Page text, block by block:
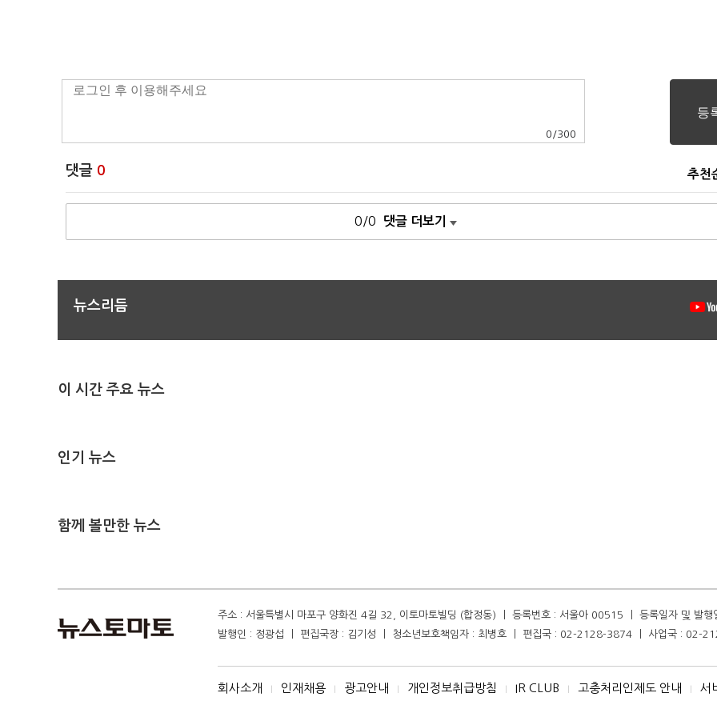
0 /300
댓글 0 추천
0/0 댓글 더보기
뉴스리듬
이 시간 주요 뉴스
인기 뉴스
함께 볼만한 뉴스
주소 : 서울특별시 마포구 양화진 4길 32, 이토마토빌딩 (합정동) ㅣ 등록번호 : 서울아 00515 ㅣ 등록일자 및 발
발행인 : 정광섭 ㅣ 편집국장 : 김기성 ㅣ 청소년보호책임자 : 최병호 ㅣ 편집국 : 02-2128-3874 ㅣ 사업국 : 02-
회사소개 I 인재채용 I 광고안내 I 개인정보취급방침 I IR CLUB I 고충처리인제도 안내 I 서